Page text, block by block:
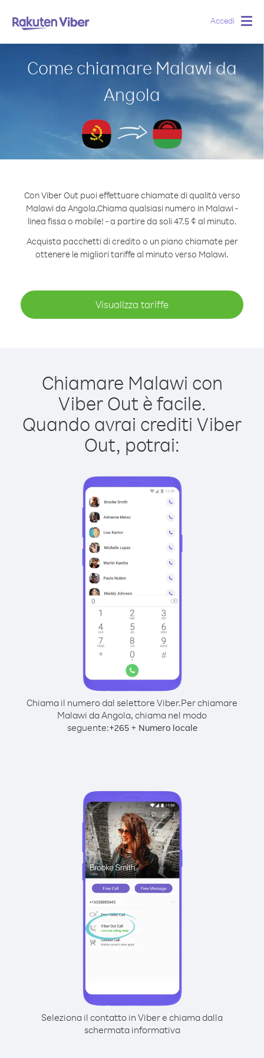
Accedi
Come chiamare Malawi da
Angola
Con Viber Out puoi effettuare chiamate di qualità verso
Malawi da Angola.Chiama qualsiasi numero in Malawi -
linea fissa o mobile! - a partire da soli 47.5 ¢ al minuto.
Acquista pacchetti di credito o un piano chiamate per
ottenere le migliori tariffe al minuto verso Malawi.
Visualizza tariffe
Chiamare Malawi con
Viber Out è facile.
Quando avrai crediti Viber
Out, potrai:
Chiama il numero dal selettore Viber.Per chiamare
Malawi da Angola, chiama nel modo
seguente:+265+ Numero locale
Seleziona il contatto in Viber e chiama dalla
schermata informativa